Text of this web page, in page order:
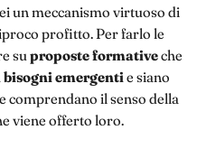
un meccanismo virtuoso di
profitto. Per farlo le
su proposte formativeche
emergenti e siano
comprendano il senso della
viene offerto loro.